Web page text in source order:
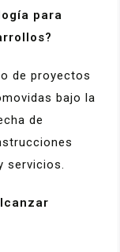
para
de proyectos
bajo la
de
servicios.